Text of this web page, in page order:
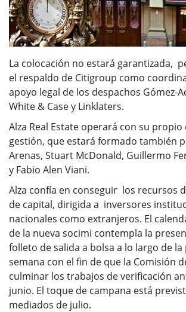
La colocación no estará garantizada,
el respaldo de Citigroup como
apoyo legal de los despachos Gómez-
White & Case y Linklaters.
Alza Real Estate operará con su
gestión, que estará formado también
Arenas, Stuart McDonald, Guillermo
y Fabio Alen Viani.
Alza confía en conseguir los recursos
de capital, dirigida a inversores
nacionales como extranjeros. El
de la nueva socimi contempla la
folleto de salida a bolsa a lo largo de
semana con el fin de que la Comisión
culminar los trabajos de verificación
junio. El toque de campana está
mediados de julio.